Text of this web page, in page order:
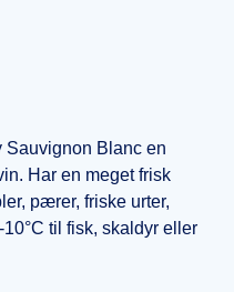
Sauvignon Blanc en
Har en meget frisk
pærer, friske urter,
til fisk, skaldyr eller